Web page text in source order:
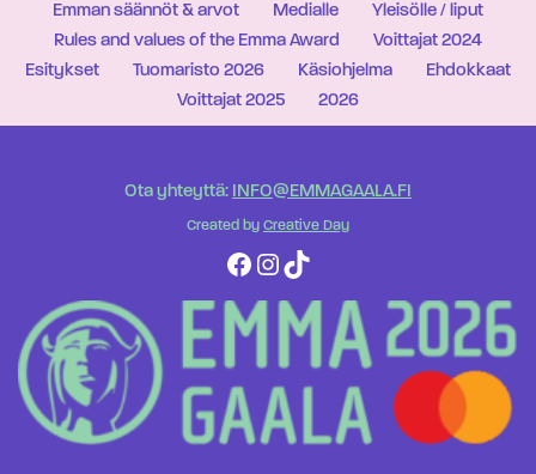
Emman säännöt & arvot
Medialle
Yleisölle / liput
Rules and values of the Emma Award
Voittajat 2024
Esitykset
Tuomaristo 2026 Käsiohjelma
Ehdokkaat
Voittajat 2025
2026
Ota yhteyttä: INFO@EMMAGAALA.FI
Created by Creative Day